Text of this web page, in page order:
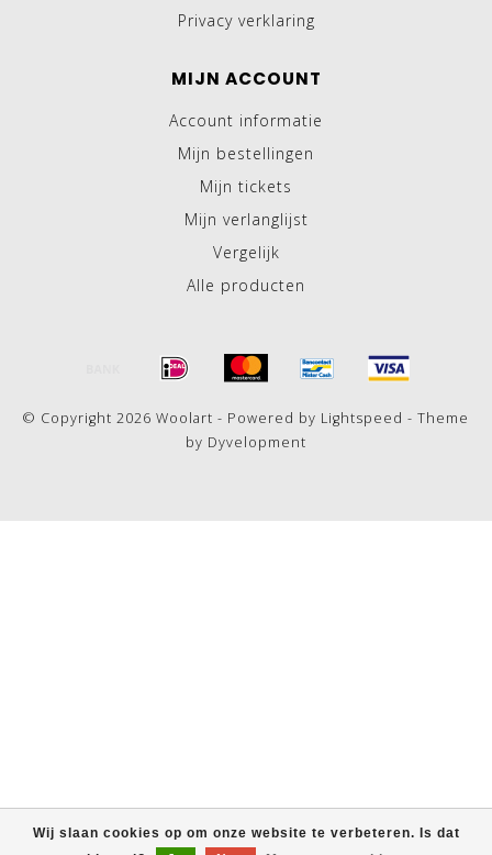
Wij slaan cookies op om onze website te verbeteren. Is dat
Privacy verklaring
MIJN ACCOUNT
Account informatie
Mijn bestellingen
Mijn tickets
Mijn verlanglijst
Vergelijk
Alle producten
© Copyright 2026 Woolart - Powered by Lightspeed - Theme
by Dyvelopment